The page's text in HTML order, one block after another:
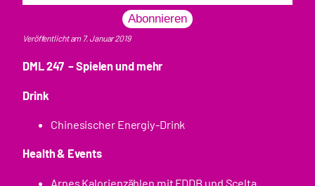
Abonnieren
Veröffentlicht am 7. Januar 2019
DML 247 – Spielen und mehr
Drink
Chinesischer Energiy-Drink
Health & Events
Arnes Kalorienzählen mit FDDB und Scelta